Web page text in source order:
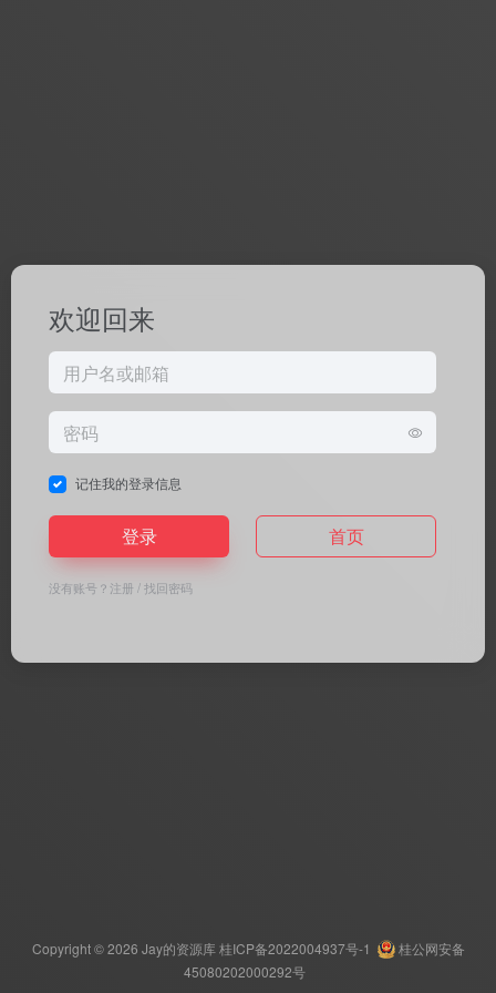
欢迎回来
记住我的登录信息
登录 首页
没有账号？ 注册 /找回密码
Copyright © 2026 Jay的资源库 桂ICP备2022004937号-1
桂公网安备
45080202000292号